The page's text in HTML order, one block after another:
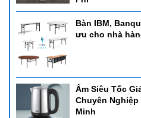
Bàn IBM,
ưu cho nhà
Ấm Siêu Tốc
Chuyên Nghiệp
Minh